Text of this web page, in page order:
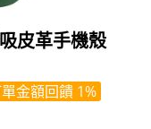
皮革手機殼
金額回饋 1%